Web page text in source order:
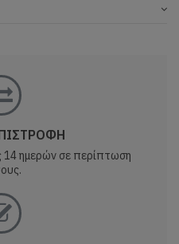
ημερών σε περίπτωση